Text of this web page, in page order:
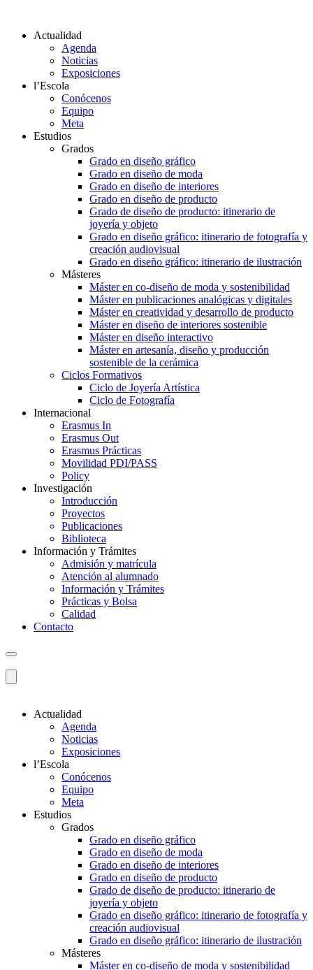
Actualidad
Agenda
Noticias
Exposiciones
l’Escola
Conócenos
Equipo
Meta
Estudios
Grados
Grado en diseño gráfico
Grado en diseño de moda
Grado en diseño de interiores
Grado en diseño de producto
Grado de diseño de producto: itinerario de
joyería y objeto
Grado en diseño gráfico: itinerario de fotografía y
creación audiovisual
Grado en diseño gráfico: itinerario de ilustración
Másteres
Máster en co-diseño de moda y sostenibilidad
Máster en publicaciones analógicas y digitales
Máster en creatividad y desarrollo de producto
Máster en diseño de interiores sostenible
Máster en diseño interactivo
Máster en artesanía, diseño y producción
sostenible de la cerámica
Ciclos Formativos
Ciclo de Joyería Artística
Ciclo de Fotografía
Internacional
Erasmus In
Erasmus Out
Erasmus Prácticas
Movilidad PDI/PASS
Policy
Investigación
Introducción
Proyectos
Publicaciones
Biblioteca
Información y Trámites
Admisión y matrícula
Atención al alumnado
Información y Trámites
Prácticas y Bolsa
Calidad
Contacto
Actualidad
Agenda
Noticias
Exposiciones
l’Escola
Conócenos
Equipo
Meta
Estudios
Grados
Grado en diseño gráfico
Grado en diseño de moda
Grado en diseño de interiores
Grado en diseño de producto
Grado de diseño de producto: itinerario de
joyería y objeto
Grado en diseño gráfico: itinerario de fotografía y
creación audiovisual
Grado en diseño gráfico: itinerario de ilustración
Másteres
Máster en co-diseño de moda y sostenibilidad